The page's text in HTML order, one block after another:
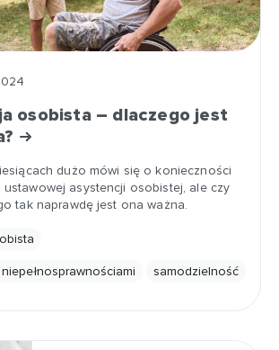
osobista – dlaczego jest
dużo mówi się o konieczności
ustawowej asystencji osobistej, ale czy
tak naprawdę jest ona ważna.
samodzielność